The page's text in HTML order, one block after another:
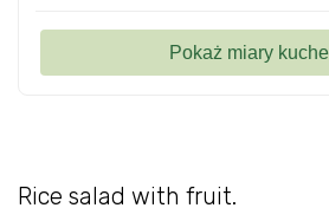
Rice salad with fruit.